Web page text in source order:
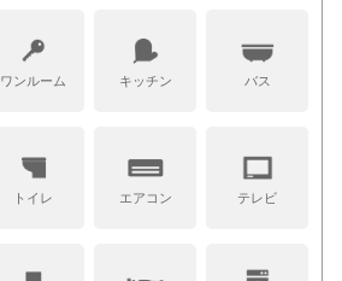
ワンルーム キッチン バス
トイレ エアコン テレビ